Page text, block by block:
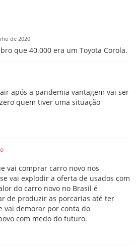
de 2020
que 40.000 era um Toyota Corola.
após a pandemia vantagem vai ser
quem tiver uma situação
vai comprar carro novo nos
vai explodir a oferta de usados com
do carro novo no Brasil é
de produzir as porcarias até ter
vai demorar por conta do
com medo do futuro.